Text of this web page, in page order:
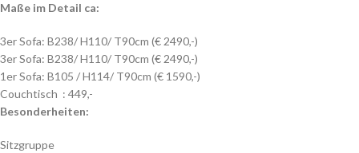
Maße im Detail ca:
3er Sofa: B238/ H110/ T90cm (€ 2490,-)
3er Sofa: B238/ H110/ T90cm (€ 2490,-)
1er Sofa: B105 / H114/ T90cm (€ 1590,-)
Couchtisch : 449,-
Besonderheiten:
Sitzgruppe